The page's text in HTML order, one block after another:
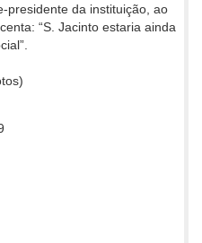
presidente da instituição, ao
“S. Jacinto estaria ainda